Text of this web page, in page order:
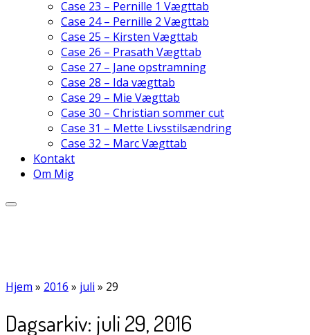
Case 23 – Pernille 1 Vægttab
Case 24 – Pernille 2 Vægttab
Case 25 – Kirsten Vægttab
Case 26 – Prasath Vægttab
Case 27 – Jane opstramning
Case 28 – Ida vægttab
Case 29 – Mie Vægttab
Case 30 – Christian sommer cut
Case 31 – Mette Livsstilsændring
Case 32 – Marc Vægttab
Kontakt
Om Mig
Hjem » 2016 » juli » 29
Dagsarkiv: juli 29, 2016